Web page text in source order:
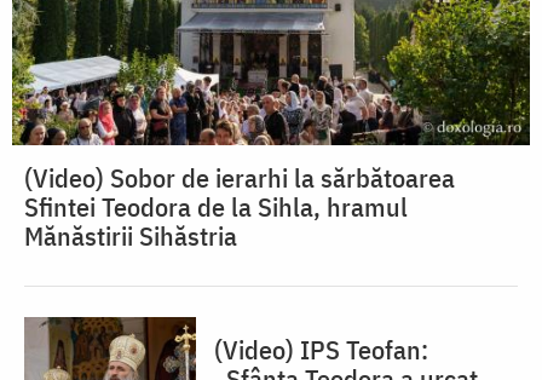
(Video) Sobor de ierarhi la sărbătoarea
Sfintei Teodora de la Sihla, hramul
Mănăstirii Sihăstria
(Video) IPS Teofan: